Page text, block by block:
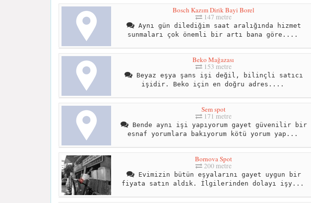
Bosch Kazım Dirik Bayi Borel
147 metre
Aynı gün dilediğim saat aralığında hizmet
sunmaları çok önemli bir artı bana göre....
Beko Mağazası
153 metre
Beyaz eşya şans işi değil, bilinçli satıcı
işidir. Beko için en doğru adres....
Sem spot
171 metre
Bende aynı işi yapıyorum gayet güvenilir bir
esnaf yorumlara bakıyorum kötü yorum yap...
Bornova Spot
200 metre
Evimizin bütün eşyalarını gayet uygun bir
fiyata satın aldık. İlgilerinden dolayı işy...